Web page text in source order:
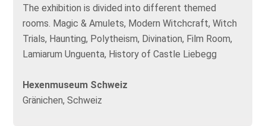
The exhibition is divided into different themed
rooms. Magic & Amulets, Modern Witchcraft, Witch
Trials, Haunting, Polytheism, Divination, Film Room,
Lamiarum Unguenta, History of Castle Liebegg
Hexenmuseum Schweiz
Gränichen, Schweiz